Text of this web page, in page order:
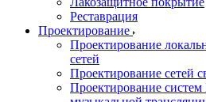
Реставрация
Проектирование
Проектирование
сетей
Проектирование сетей
Проектирование